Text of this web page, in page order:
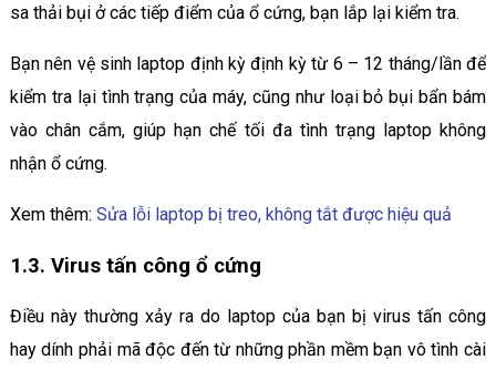
sa thải bụi ở các tiếp điểm của ổ cứng, bạn lắp lại kiểm tra.
Bạn nên vệ sinh laptop định kỳ định kỳ từ 6 – 12 tháng/lần để
kiểm tra lại tình trạng của máy, cũng như loại bỏ bụi bẩn bám
vào chân cắm, giúp hạn chế tối đa tình trạng laptop không
nhận ổ cứng.
Xem thêm: Sửa lỗi laptop bị treo, không tắt được hiệu quả
1.3. Virus tấn công ổ cứng
Điều này thường xảy ra do laptop của bạn bị virus tấn công
hay dính phải mã độc đến từ những phần mềm bạn vô tình cài